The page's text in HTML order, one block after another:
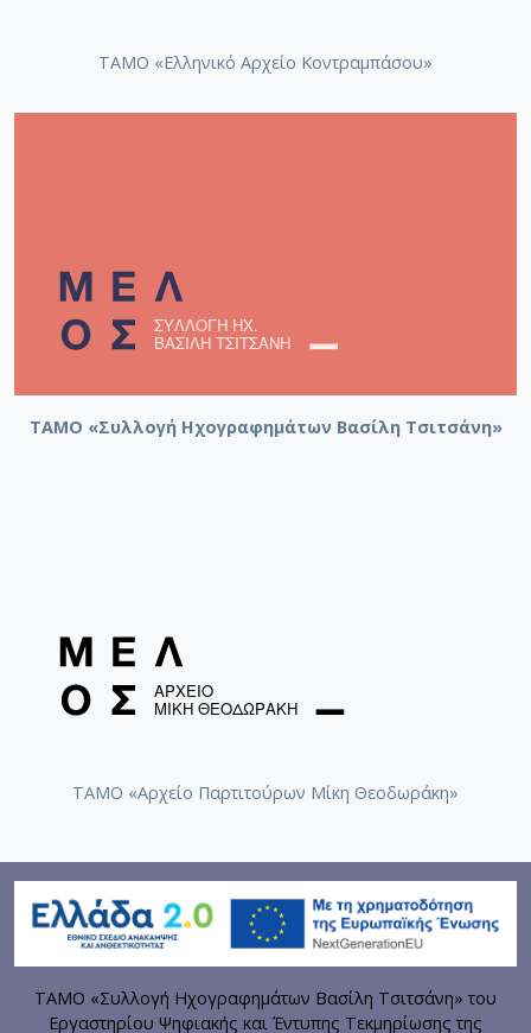
ΤΑΜΟ «Ελληνικό Αρχείο Κοντραμπάσου»
ΤΑΜΟ «Συλλογή Ηχογραφημάτων Βασίλη Τσιτσάνη»
ΤΑΜΟ «Αρχείο Παρτιτούρων Μίκη Θεοδωράκη»
ΤΑΜΟ «Συλλογή Ηχογραφημάτων Βασίλη Τσιτσάνη» του
Εργαστηρίου Ψηφιακής και Έντυπης Τεκμηρίωσης της